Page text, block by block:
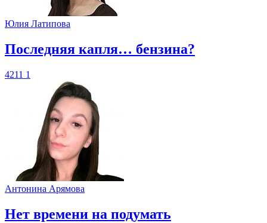
Юлия Латипова
​Последняя капля… бензина?
4211 1
Антонина Арямова
​Нет времени на подумать